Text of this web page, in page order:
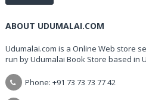
ABOUT UDUMALAI.COM
Udumalai.com is a Online Web store
run by Udumalai Book Store based in
Phone: +91 73 73 73 77 42